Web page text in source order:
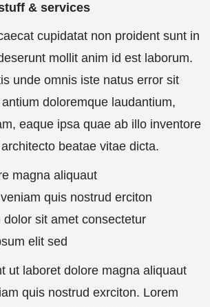
& services
cupidatat non proident sunt in
mollit anim id est laborum.
unde omnis iste natus error sit
doloremque laudantium,
eaque ipsa quae ab illo inventore
beatae vitae dicta.
magna aliquaut
quis nostrud erciton
dolor sit amet consectetur
elit sed
ut laboret dolore magna aliquaut
quis nostrud exrciton. Lorem